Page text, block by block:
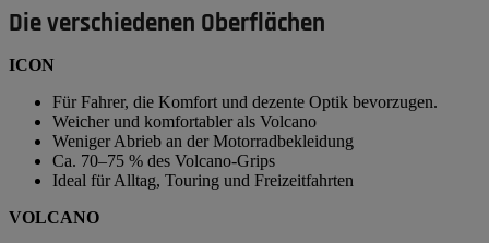
Die verschiedenen Oberflächen
ICON
Für Fahrer, die Komfort und dezente Optik bevorzugen.
Weicher und komfortabler als Volcano
Weniger Abrieb an der Motorradbekleidung
Ca. 70–75 % des Volcano-Grips
Ideal für Alltag, Touring und Freizeitfahrten
VOLCANO